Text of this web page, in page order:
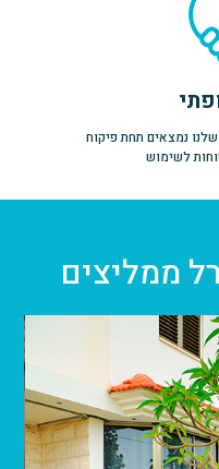
נמצאים תחת פיקוח
לשימוש
ממליצים